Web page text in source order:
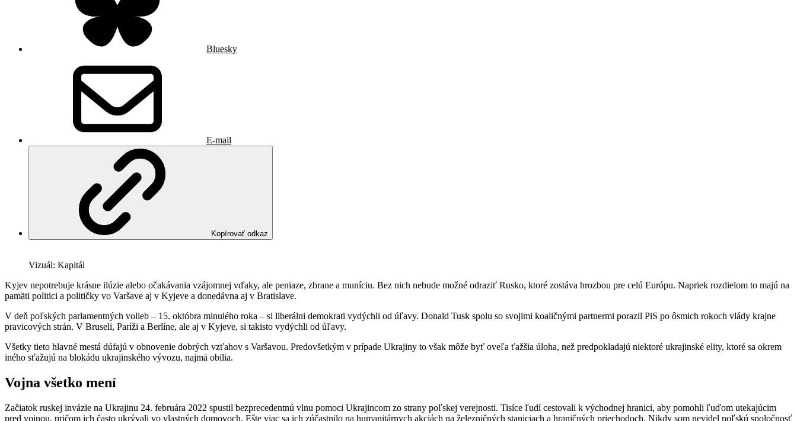
Bluesky
E-mail
Kopírovať odkaz
Vizuál: Kapitál
Kyjev nepotrebuje krásne ilúzie alebo očakávania vzájomnej vďaky, ale peniaze, zbrane a muníciu. Bez nich nebude možné odraziť Rusko, ktoré zostáva hrozbou pre celú Európu. Napriek rozdielom to majú na
pamäti politici a političky vo Varšave aj v Kyjeve a donedávna aj v Bratislave.
V deň poľských parlamentných volieb – 15. októbra minulého roka – si liberálni demokrati vydýchli od úľavy. Donald Tusk spolu so svojimi koaličnými partnermi porazil PiS po ôsmich rokoch vlády krajne
pravicových strán. V Bruseli, Paríži a Berlíne, ale aj v Kyjeve, si takisto vydýchli od úľavy.
Všetky tieto hlavné mestá dúfajú v obnovenie dobrých vzťahov s Varšavou. Predovšetkým v prípade Ukrajiny to však môže byť oveľa ťažšia úloha, než predpokladajú niektoré ukrajinské elity, ktoré sa okrem
iného sťažujú na blokádu ukrajinského vývozu, najmä obilia.
Vojna všetko mení
Začiatok ruskej invázie na Ukrajinu 24. februára 2022 spustil bezprecedentnú vlnu pomoci Ukrajincom zo strany poľskej verejnosti. Tisíce ľudí cestovali k východnej hranici, aby pomohli ľuďom utekajúcim
pred vojnou, pričom ich často ukrývali vo vlastných domovoch. Ešte viac sa ich zúčastnilo na humanitárnych akciách na železničných staniciach a hraničných priechodoch. Nikdy som nevidel poľskú spoločnosť